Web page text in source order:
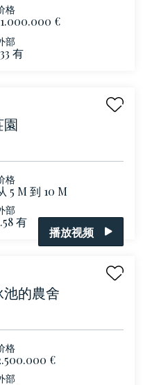
格
€
部
有
園
格
5 M 到 10 M
部
有
播放视频
的農舍
格
€
部